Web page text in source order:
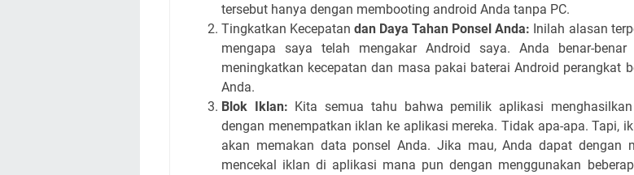
tersebut hanya dengan membooting android Anda tanpa PC.
Tingkatkan Kecepatandan Daya Tahan Ponsel Anda: Inilah alasan
mengapa saya telah mengakar Android saya.
Anda benar-benar
meningkatkan kecepatan dan masa pakai baterai Android perangkat
Anda.
Blok Iklan: Kita semua tahu bahwa pemilik aplikasi
dengan menempatkan iklan ke aplikasi mereka. Tidak apa-apa. Tapi,
akan memakan data ponsel Anda. Jika mau, Anda dapat dengan
mencekal iklan di aplikasi mana pun dengan menggunakan